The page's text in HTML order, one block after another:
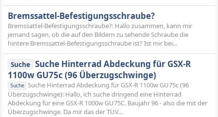
Bremssattel-Befestigungsschraube?
Bremssattel-Befestigungsschraube?: Hallo zusammen, kann mir
jemand sagen, ob die auf den Bildern zu sehende Schraube die
hintere Bremssattel-Befestigungsschraube ist? Ist mir bei...
Suche Suche Hinterrad Abdeckung für GSX-R
1100w GU75c (96 Überzugschwinge)
Suche Suche Hinterrad Abdeckung für GSX-R 1100w GU75c (96
Überzugschwinge): Hallo, ich suche dringend eine Hinterrad
Abdeckung für eine GSX-R 1000w GU75C. Baujahr 96 - also die mit der
Überzugschwinge. Da mir das der TÜV...